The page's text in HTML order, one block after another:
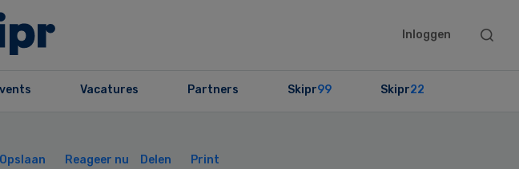
Inloggen
Search
Vacatures Partners Skipr99 Skipr22
Opslaan Reageer nu Delen Print